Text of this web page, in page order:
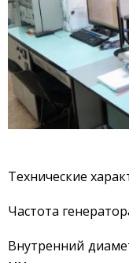
Технические
Частота
Внутренний